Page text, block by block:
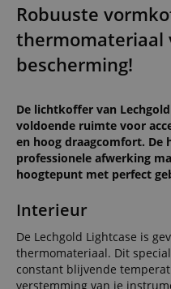
Robuuste
thermomateriaal
bescherming!
De lichtkoffer van
voldoende ruimte voor
en hoog draagcomfort. De
professionele afwerking
hoogtepunt met perfect
Interieur
De Lechgold Lightcase is
thermomateriaal. Dit
constant blijvende
verstemming van je